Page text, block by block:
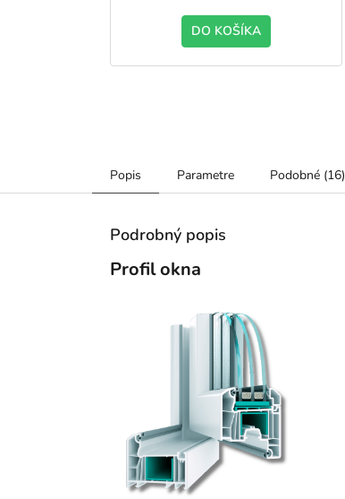
DO KOŠÍKA
Popis Parametre Podobné (16)
Podrobný popis
Profil okna